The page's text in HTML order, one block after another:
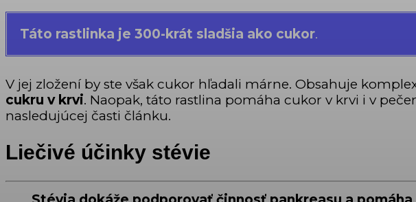
Táto rastlinka je 300-krát sladšia ako cukor.
V jej zložení by ste však cukor hľadali márne. Obsahuje
cukru v krvi. Naopak, táto rastlina pomáha cukor v krvi i v
nasledujúcej časti článku.
Liečivé účinky stévie